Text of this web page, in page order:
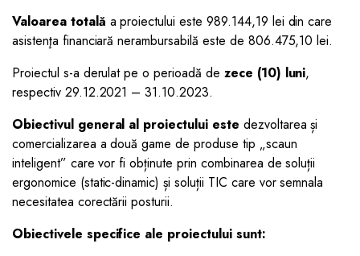
Valoarea totală a proiectului este 989.144,19 lei din care
asistenţa financiară nerambursabilă este de 806.475,10 lei.
Proiectul s-a derulat pe o perioadă de zece (10) luni,
respectiv 29.12.2021 – 31.10.2023.
Obiectivul general al proiectului este dezvoltarea și
comercializarea a două game de produse tip „scaun
inteligent” care vor fi obținute prin combinarea de soluții
ergonomice (static-dinamic) și soluții TIC care vor semnala
necesitatea corectării posturii.
Obiectivele specifice ale proiectului sunt: